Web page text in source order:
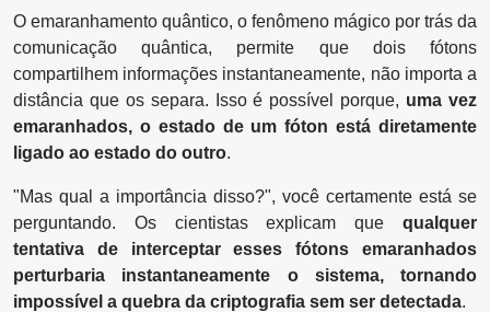
O emaranhamento quântico, o fenômeno mágico por trás da
comunicação quântica, permite que dois fótons
compartilhem informações instantaneamente, não importa a
distância que os separa. Isso é possível porque, uma vez
emaranhados, o estado de um fóton está diretamente
ligado ao estado do outro.
"Mas qual a importância disso?", você certamente está se
perguntando. Os cientistas explicam que qualquer
tentativa de interceptar esses fótons emaranhados
perturbaria instantaneamente o sistema, tornando
impossível a quebra da criptografia sem ser detectada.